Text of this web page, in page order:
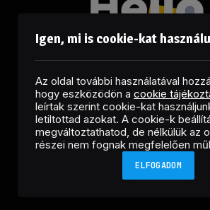
FacebookLinkedInX
Igen, mi is cookie-kat
Az oldal további használatával
hogy eszközödön a cookie
leírtak szerint cookie-kat
letiltottad azokat. A cookie-k
megváltoztathatod, de nélkülük az
részei nem fognak megfelelően
ELFOGADOM